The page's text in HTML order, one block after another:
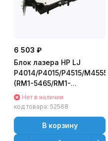
6 503 ₽
Блок лазера HP LJ
P4014/P4015/P4515/M4555
(RM1-5465/RM1-
7419/RM1-4511/RM1-8074)
OEM
Нет в наличии
код товара: 52568
В корзину